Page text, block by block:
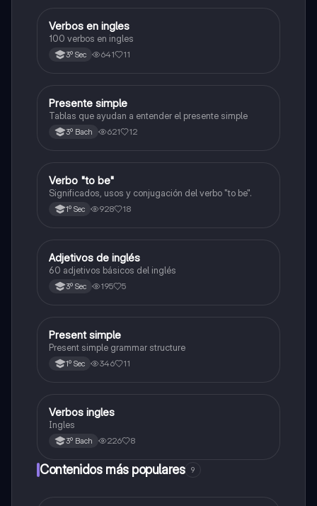
Inglés
Verbos en ingles
100 verbos en ingles
3º Sec 641 11
Inglés
Presente simple
Tablas que ayudan a entender el presente simple
3º Bach 621 12
Inglés
Verbo "to be"
Significados, usos y conjugación del verbo "to be".
1º Sec 928 18
Inglés
Adjetivos de inglés
60 adjetivos básicos del inglés
3º Sec 195 5
Inglés
Present simple
Present simple grammar structure
1º Sec 346 11
Inglés
Verbos ingles
Ingles
3º Bach 226 8
Contenidos más populares 9